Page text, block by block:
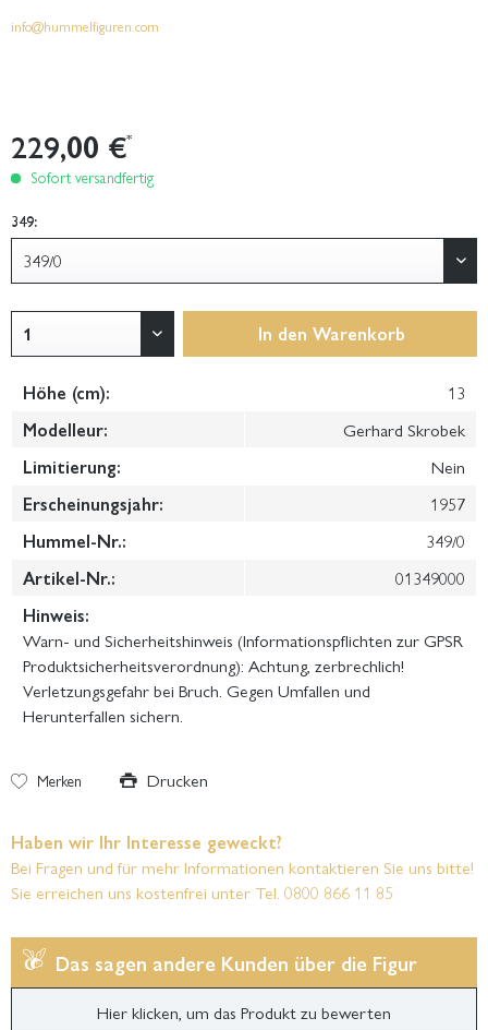
info@hummelfiguren.com
229,00 €*
Sofort versandfertig
349:
In den Warenkorb
Höhe (cm):
13
Modelleur:
Gerhard Skrobek
Limitierung:
Nein
Erscheinungsjahr:
1957
Hummel-Nr.:
349/0
Artikel-Nr.:
01349000
Hinweis:
Warn- und Sicherheitshinweis (Informationspflichten zur GPSR
Produktsicherheitsverordnung): Achtung, zerbrechlich!
Verletzungsgefahr bei Bruch. Gegen Umfallen und
Herunterfallen sichern.
Merken Drucken
Haben wir Ihr Interesse geweckt?
Bei Fragen und für mehr Informationen kontaktieren Sie uns bitte!
Sie erreichen uns kostenfrei unter Tel. 0800 866 11 85
Das sagen andere Kunden über die Figur
Hier klicken, um das Produkt zu bewerten